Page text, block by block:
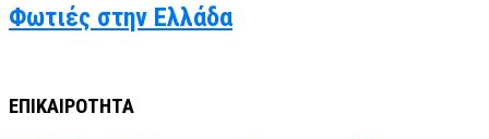
Φωτιές στην Ελλάδα
ΕΠΙΚΑΙΡΟΤΗΤΑ